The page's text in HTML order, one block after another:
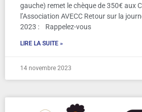
gauche) remet le chèque de 350€ aux
l’Association AVECC Retour sur la
2023 : Rappelez-vous
LIRE LA SUITE »
14 novembre 2023